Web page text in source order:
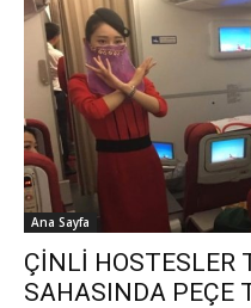
Ana Sayfa
ÇİNLİ HOSTESLER
SAHASINDA PEÇE